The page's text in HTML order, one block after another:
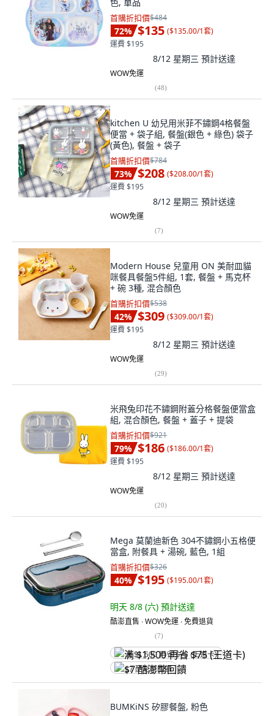
首購折扣價$484
72% $135 ($135.00/1套)
運費 $195
8/12 星期三 預計送達
WOW免運
(48)
kitchen U 幼兒用米菲不鏽鋼4格餐盤
便當 + 袋子組, 餐盤(銀色 + 綠色) 袋子
(黃色), 餐盤 + 袋子
首購折扣價$784
73% $208 ($208.00/1套)
運費 $195
8/12 星期三 預計送達
WOW免運
(7)
Modern House 兒童用 ON 美耐皿貓
咪餐具餐盤5件組, 1套, 餐盤 + 馬克杯
+ 碗 3種, 混合顏色
首購折扣價$538
42% $309 ($309.00/1套)
運費 $195
8/12 星期三 預計送達
WOW免運
(29)
米飛兔印花不鏽鋼附蓋分格餐盤便當盒
組, 混合顏色, 餐盤 + 蓋子 + 提袋
首購折扣價$921
79% $186 ($186.00/1套)
運費 $195
8/12 星期三 預計送達
WOW免運
(20)
Mega 莫蘭迪新色 304不鏽鋼小五格便
當盒, 附餐具 + 湯碗, 藍色, 1組
首購折扣價$326
40% $195 ($195.00/1套)
明天 8/8 (六) 預計送達
酷澎直售 ∙ WOW免運 ∙ 免費退貨
(7)
满 $1,500 再省 $75 (王道卡)
$7 酷澎幣回饋
BUMKiNS 矽膠餐盤, 粉色